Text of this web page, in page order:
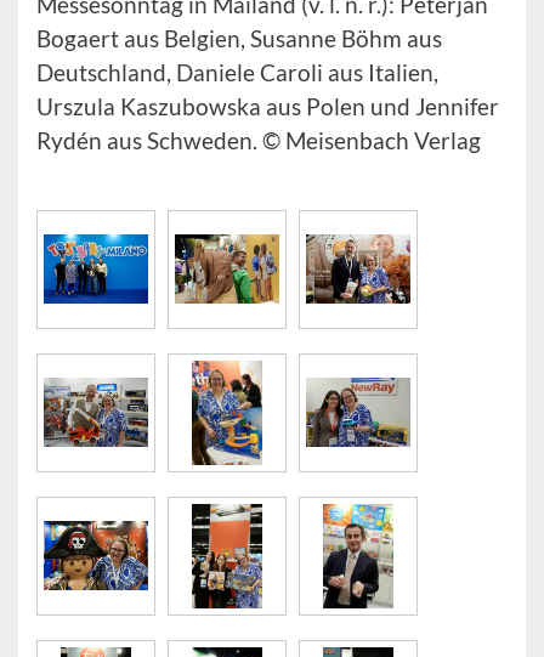
Bogaert aus Belgien, Susanne Böhm aus
Deutschland, Daniele Caroli aus Italien,
Urszula Kaszubowska aus Polen und Jennifer
Rydén aus Schweden. © Meisenbach Verlag